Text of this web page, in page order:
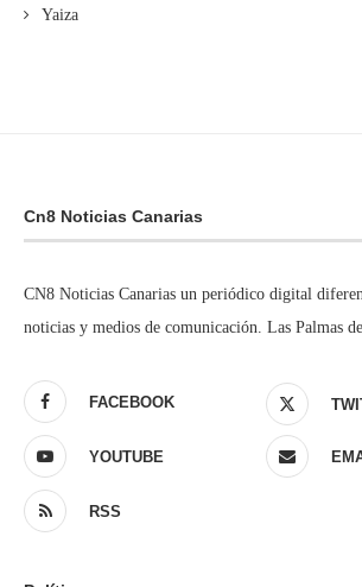
Yaiza
Cn8 Noticias Canarias
CN8 Noticias Canarias un periódico digital
noticias y medios de comunicación. Las Palmas
FACEBOOK
YOUTUBE
RSS